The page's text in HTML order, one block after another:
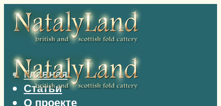
Главная
Статьи
О проекте